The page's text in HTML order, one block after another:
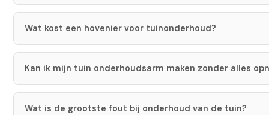
Wat kost een hovenier voor tuinonderhoud?
Kan ik mijn tuin onderhoudsarm maken zonder alles
Wat is de grootste fout bij onderhoud van de tuin?